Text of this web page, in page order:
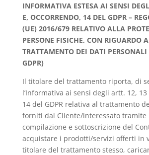
INFORMATIVA ESTESA AI SENSI
E, OCCORRENDO, 14 DEL GDPR –
(UE) 2016/679 RELATIVO ALLA
PERSONE FISICHE, CON RIGUARDO
TRATTAMENTO DEI DATI
GDPR)
Il titolare del trattamento riporta, di
l’Informativa ai sensi degli artt. 12,
14 del GDPR relativa al trattamento
forniti dal Cliente/interessato tramite
compilazione e sottoscrizione del
acquistare i prodotti/servizi offerti in
titolare del trattamento stesso,